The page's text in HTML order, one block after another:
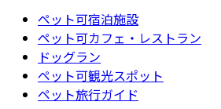
ペット可宿泊施設
ペット可カフェ・レストラン
ドッグラン
ペット可観光スポット
ペット旅行ガイド